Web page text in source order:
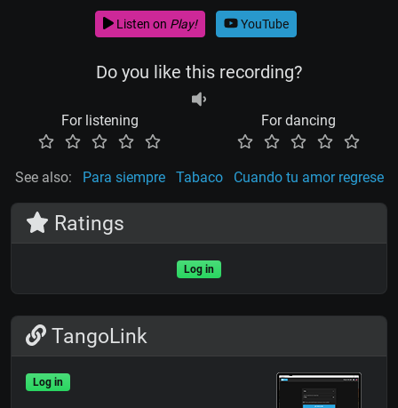
Listen on Play! YouTube
Do you like this recording?
For listening For dancing
See also: Para siempre Tabaco Cuando tu amor regrese
Ratings
Log in
TangoLink
Log in